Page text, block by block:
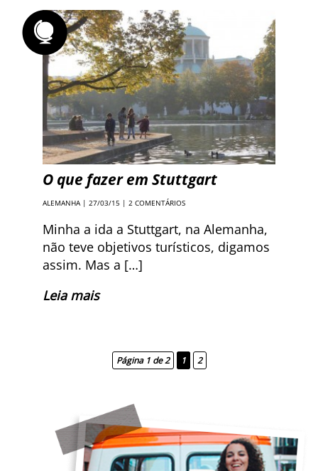
O que fazer em Stuttgart
ALEMANHA| 27/03/15 | 2 COMENTÁRIOS
Minha a ida a Stuttgart, na Alemanha,
não teve objetivos turísticos, digamos
assim. Mas a […]
Leia mais
Página 1 de 2 1 2